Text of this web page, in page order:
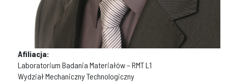
Afiliacja:
Laboratorium Badania Materiałów – RMT L1
Wydział Mechaniczny Technologiczny